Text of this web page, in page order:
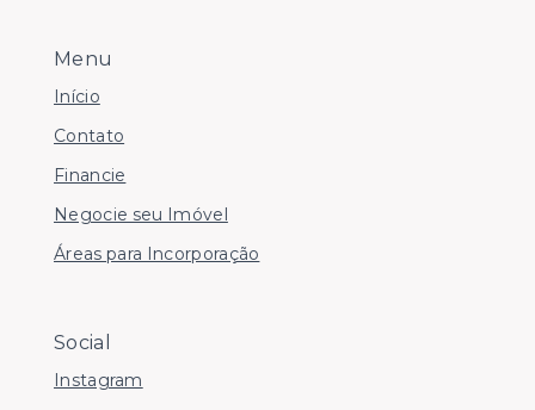
Menu
Início
Contato
Financie
Negocie seu Imóvel
Áreas para Incorporação
Social
Instagram